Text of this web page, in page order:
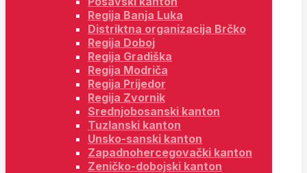
Regija Banja Luka
Distriktna organizacija Brčko
Regija Doboj
Regija Gradiška
Regija Modriča
Regija Prijedor
Regija Zvornik
Srednjobosanski kanton
Tuzlanski kanton
Unsko-sanski kanton
Zapadnohercegovački kanton
Zeničko-dobojski kanton